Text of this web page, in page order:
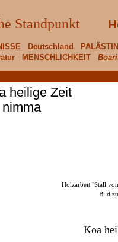
Standpunkt
Deutschland
MENSCHLICHKEIT
heilige Zeit
Holzarbeit "Stall
Bild
Koa